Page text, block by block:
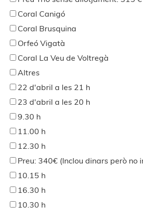
Coral Canigó
Coral Brusquina
Orfeó Vigatà
Coral La Veu de Voltregà
Altres
22 d'abril a les 21 h
23 d'abril a les 20 h
9.30 h
11.00 h
12.30 h
Preu: 340€ (Inclou dinars però no
10.15 h
16.30 h
10.30 h